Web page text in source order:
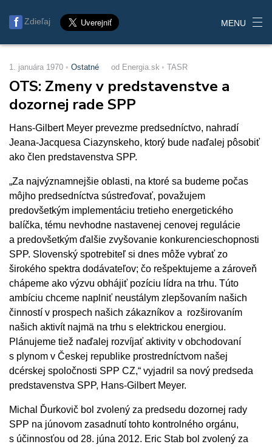
Zdieľaj MENU
1. januára 1970 Ostatné od Energia.sk TASR
OTS: Zmeny v predstavenstve a
dozornej rade SPP
Hans-Gilbert Meyer prevezme predsedníctvo, nahradí
Jeana-Jacquesa Ciazynskeho, ktorý bude naďalej pôsobiť
ako člen predstavenstva SPP.
„Za najvýznamnejšie oblasti, na ktoré sa budeme počas
môjho predsedníctva sústreďovať, považujem
predovšetkým implementáciu tretieho energetického
balíčka, tému nevhodne nastavenej cenovej regulácie
a predovšetkým ďalšie zvyšovanie konkurencieschopnosti
SPP. Slovenský spotrebiteľ si dnes môže vybrať zo
širokého spektra dodávateľov; čo rešpektujeme a zároveň
chápeme ako výzvu obhájiť pozíciu lídra na trhu. Túto
ambíciu chceme naplniť neustálym zlepšovaním našich
činností v prospech našich zákazníkov a rozširovaním
našich aktivít najmä na trhu s elektrickou energiou.
Plánujeme tiež naďalej rozvíjať aktivity v obchodovaní
s plynom v Českej republike prostredníctvom našej
dcérskej spoločnosti SPP CZ,“ vyjadril sa nový predseda
predstavenstva SPP, Hans-Gilbert Meyer.
Michal Ďurkovič bol zvolený za predsedu dozornej rady
SPP na júnovom zasadnutí tohto kontrolného orgánu,
s účinnosťou od 28. júna 2012. Eric Stab bol zvolený za